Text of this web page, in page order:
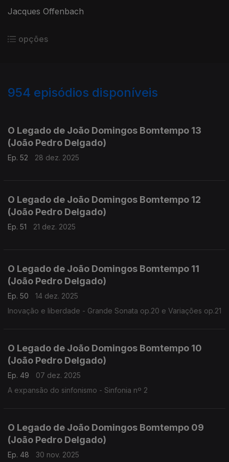
Jacques Offenbach
opções
954 episódios disponíveis
O Legado de João Domingos Bomtempo 13
(João Pedro Delgado)
Ep. 52 28 dez. 2025
O Legado de João Domingos Bomtempo 12
(João Pedro Delgado)
Ep. 51 21 dez. 2025
O Legado de João Domingos Bomtempo 11
(João Pedro Delgado)
Ep. 50
14 dez. 2025
Inovação e liberdade - Grande Sonata op.20 e Variações op.21
O Legado de João Domingos Bomtempo 10
(João Pedro Delgado)
Ep. 49
07 dez. 2025
A expansão do sinfonismo - Sinfonia nº 2
O Legado de João Domingos Bomtempo 09
(João Pedro Delgado)
Ep. 48
30 nov. 2025